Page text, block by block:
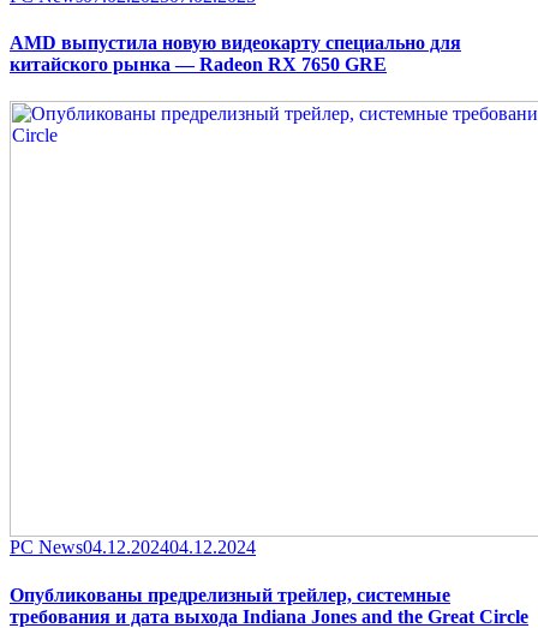
AMD выпустила новую видеокарту специально для
китайского рынка — Radeon RX 7650 GRE
Category
PC NewsPosted
04.12.202404.12.2024
Опубликованы предрелизный трейлер, системные
требования и дата выхода Indiana Jones and the Great Circle